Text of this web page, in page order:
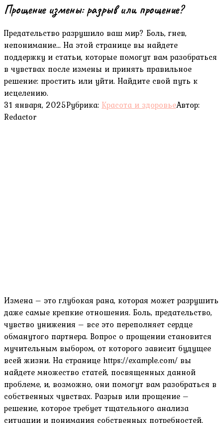
Прощение измены: разрыв или прощение?
Предательство разрушило ваш мир? Боль, гнев,
непонимание... На этой странице вы найдете
поддержку и статьи, которые помогут вам разобраться
в чувствах после измены и принять правильное
решение: простить или уйти. Найдите свой путь к
исцелению.
31 января, 2025Рубрика: Красота и здоровьеАвтор:
Redactor
Измена – это глубокая рана, которая может разрушить
даже самые крепкие отношения. Боль, предательство,
чувство унижения – все это переполняет сердце
обманутого партнера. Вопрос о прощении становится
мучительным выбором, от которого зависит будущее
всей жизни. На странице https://example.com/ вы
найдете множество статей, посвященных данной
проблеме, и, возможно, они помогут вам разобраться в
собственных чувствах. Разрыв или прощение –
решение, которое требует тщательного анализа
ситуации и понимания собственных потребностей.